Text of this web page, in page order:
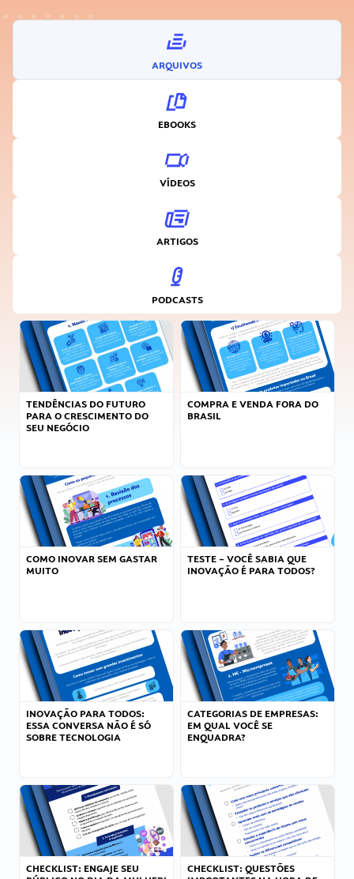
ARQUIVOS
EBOOKS
VÍDEOS
ARTIGOS
PODCASTS
TENDÊNCIAS DO FUTURO
PARA O CRESCIMENTO DO
SEU NEGÓCIO
COMPRA E VENDA FORA DO
BRASIL
COMO INOVAR SEM GASTAR
MUITO
TESTE – VOCÊ SABIA QUE
INOVAÇÃO É PARA TODOS?
INOVAÇÃO PARA TODOS:
ESSA CONVERSA NÃO É SÓ
SOBRE TECNOLOGIA
CATEGORIAS DE EMPRESAS:
EM QUAL VOCÊ SE
ENQUADRA?
CHECKLIST: ENGAJE SEU
CHECKLIST: QUESTÕES